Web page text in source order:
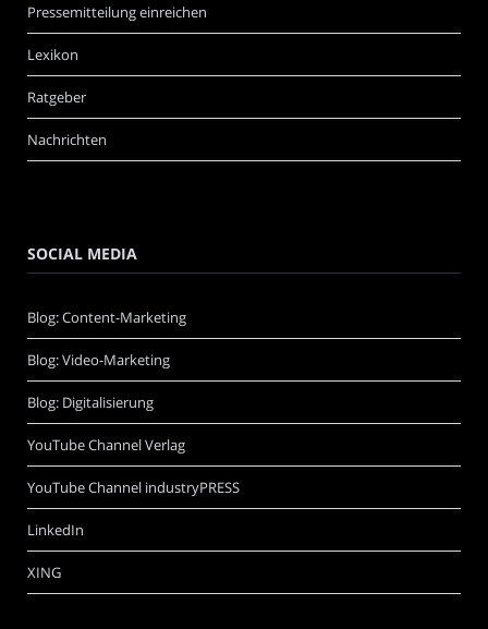
Pressemitteilung einreichen
Lexikon
Ratgeber
Nachrichten
SOCIAL MEDIA
Blog: Content-Marketing
Blog: Video-Marketing
Blog: Digitalisierung
YouTube Channel Verlag
YouTube Channel industryPRESS
LinkedIn
XING